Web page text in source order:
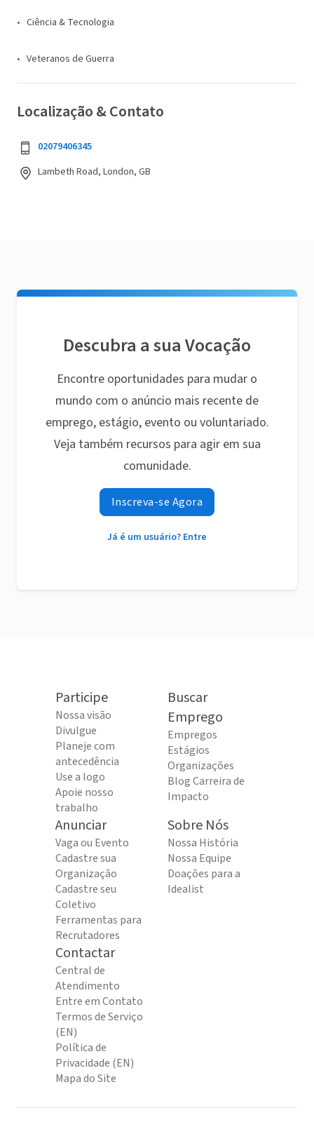
Ciência & Tecnologia
Veteranos de Guerra
Localização & Contato
02079406345
Lambeth Road, London, GB
Descubra a sua Vocação
Encontre oportunidades para mudar o
mundo com o anúncio mais recente de
emprego, estágio, evento ou voluntariado.
Veja também recursos para agir em sua
comunidade.
Inscreva-se Agora
Já é um usuário? Entre
Participe
Nossa visão
Divulgue
Planeje com
antecedência
Use a logo
Apoie nosso
trabalho
Buscar
Emprego
Empregos
Estágios
Organizações
Blog Carreira de
Impacto
Anunciar
Vaga ou Evento
Cadastre sua
Organização
Cadastre seu
Coletivo
Ferramentas para
Recrutadores
Sobre Nós
Nossa História
Nossa Equipe
Doações para a
Idealist
Contactar
Central de
Atendimento
Entre em Contato
Termos de Serviço
(EN)
Política de
Privacidade (EN)
Mapa do Site